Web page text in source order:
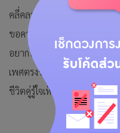
คลี่คลายไปเอง ดวงจะได้เดิน
ขอความช่วยเหลือแบบปฏิเส
อยากได้รถคันใหม่ ความรัก
เพศตรงข้ามที่มีแฟนแล้วแม้
ชีวิตคู่รู้ใจเห็นใจกันกว่าปกติ